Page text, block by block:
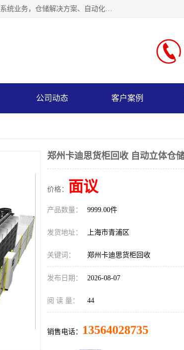
联系热线：* 上海秩宏机电设备有限公司成立于2013年，位于上海松江区，专业从事物流仓储系统业务，仓储解决方案、自动化仓储设备、自动货柜、立体货柜等。
公司动态 客户案例
郑州卡迪思货柜回收 自动立体仓
价格： 面议
产品数量： 9999.00件
发货地址： 上海市青浦区
关键词： 郑州卡迪思货柜回收
发布日期： 2026-08-07
阅 读 量： 44
销售电话： 13564028735